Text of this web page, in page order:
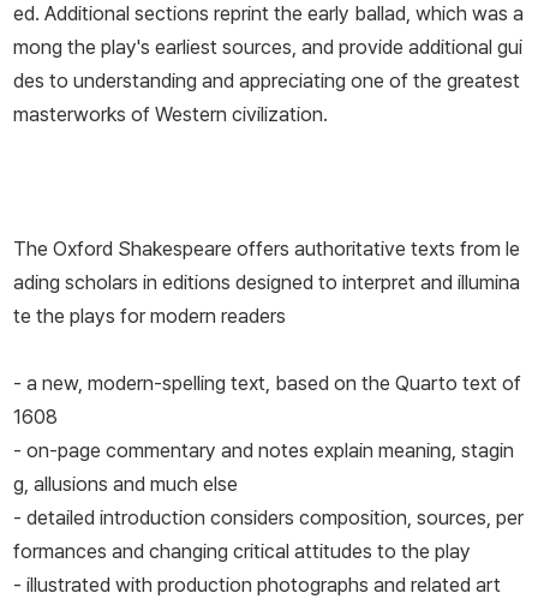
ed. Additional sections reprint the early ballad, which was a
mong the play's earliest sources, and provide additional gui
des to understanding and appreciating one of the greatest
masterworks of Western civilization.
The Oxford Shakespeare offers authoritative texts from le
ading scholars in editions designed to interpret and illumina
te the plays for modern readers
- a new, modern-spelling text, based on the Quarto text of
1608
- on-page commentary and notes explain meaning, stagin
g, allusions and much else
- detailed introduction considers composition, sources, per
formances and changing critical attitudes to the play
- illustrated with production photographs and related art